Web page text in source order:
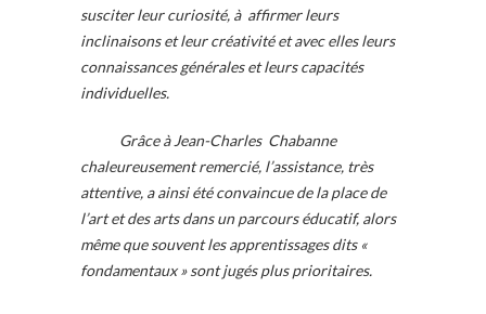
susciter leur curiosité, à affirmer leurs
inclinaisons et leur créativité et avec elles leurs
connaissances générales et leurs capacités
individuelles.
Grâce à Jean-Charles Chabanne
chaleureusement remercié, l’assistance, très
attentive, a ainsi été convaincue de la place de
l’art et des arts dans un parcours éducatif, alors
même que souvent les apprentissages dits «
fondamentaux » sont jugés plus prioritaires.